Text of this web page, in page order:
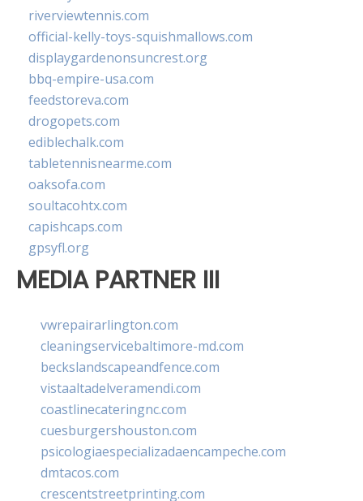
riverviewtennis.com
official-kelly-toys-squishmallows.com
displaygardenonsuncrest.org
bbq-empire-usa.com
feedstoreva.com
drogopets.com
ediblechalk.com
tabletennisnearme.com
oaksofa.com
soultacohtx.com
capishcaps.com
gpsyfl.org
MEDIA PARTNER III
vwrepairarlington.com
cleaningservicebaltimore-md.com
beckslandscapeandfence.com
vistaaltadelveramendi.com
coastlinecateringnc.com
cuesburgershouston.com
psicologiaespecializadaencampeche.com
dmtacos.com
crescentstreetprinting.com